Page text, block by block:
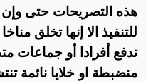
هذه التصريحات حتى وإن
للتنفيذ الا إنها تخلق
تدفع أفرادا أو جماعات
منضبطة او خلايا نائمة